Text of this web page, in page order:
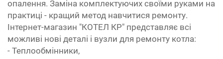
опалення. Заміна комплектуючих своїми руками на
практиці - кращий метод навчитися ремонту.
Інтернет-магазин "КОТЕЛ КР" представляє всі
можливі нові деталі і вузли для ремонту котла:
- Теплообмінники,